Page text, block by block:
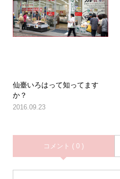
仙臺いろはって知ってます
か？
2016.09.23
コメント ( 0 )